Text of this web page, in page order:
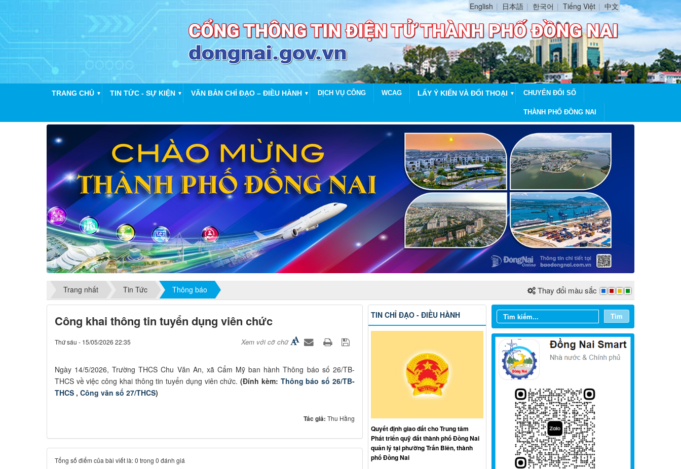
English 日本語 한국어 Tiếng Việt 中文
TRANG CHỦ ▼ TIN TỨC - SỰ KIỆN ▼ VĂN BẢN CHỈ ĐẠO – ĐIỀU HÀNH ▼ DỊCH VỤ CÔNG WCAG LẤY Ý KIẾN VÀ ĐỐI THOẠI ▼ CHUYỂN ĐỔI SỐ
THÀNH PHỐ ĐỒNG NAI
Trang nhất Tin Tức Thông báo Thay đổi màu sắc
Công khai thông tin tuyển dụng viên chức
Thứ sáu - 15/05/2026 22:35 Xem với cỡ chữ
Ngày 14/5/2026, Trường THCS Chu Văn An, xã Cẩm Mỹ ban hành Thông báo số 26/TB-
THCS về việc công khai thông tin tuyển dụng viên chức.(Đính kèm: Thông báo số 26/TB-
THCS , Công văn số 27/THCS)
Tác giả: Thu Hằng
Tổng số điểm của bài viết là: 0 trong 0 đánh giá
Tìm
Từ ngày 03/8/2026 đến ngày
09/8/2026
Từ ngày 27/7/2026 đến ngày
02/8/2026
TIN CHỈ ĐẠO - ĐIỀU HÀNH
Quyết định giao đất cho Trung tâm
Phát triển quỹ đất thành phố Đồng Nai
quản lý tại phường Trấn Biên, thành
phố Đồng Nai